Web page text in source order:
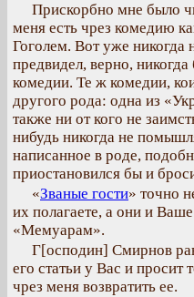
Прискорбно мне было
меня есть чрез комедию
Гоголем. Вот уже никогда
предвидел, верно,
комедии. Те ж комедии,
другого рода: одна из
также ни от кого не
нибудь никогда не
написанное в роде,
приостановился бы и
«Званые гости» точно
их полагаете, а они и
«Мемуарам».
Г[осподин] Смирнов
его статьи у Вас и просит
чрез меня возвратить ее.